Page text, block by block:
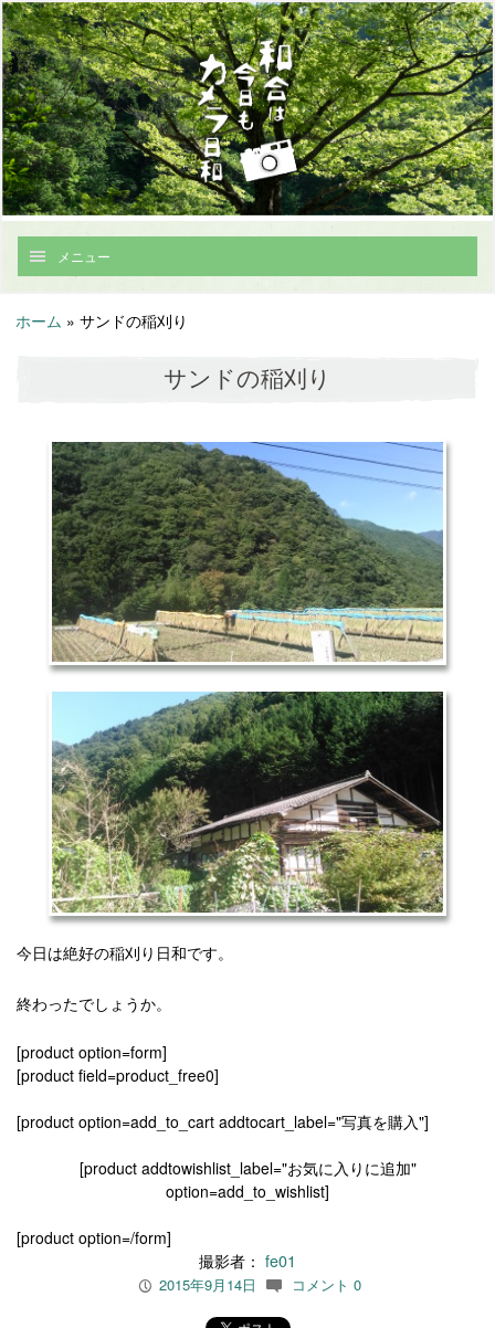
メニュー
ホーム » サンドの稲刈り
サンドの稲刈り
今日は絶好の稲刈り日和です。
終わったでしょうか。
[product option=form]
[product field=product_free0]
[product option=add_to_cart addtocart_label="写真を購入"]
[product addtowishlist_label="お気に入りに追加"
option=add_to_wishlist]
[product option=/form]
撮影者： fe01
P 2015年9月14日 c コメント 0